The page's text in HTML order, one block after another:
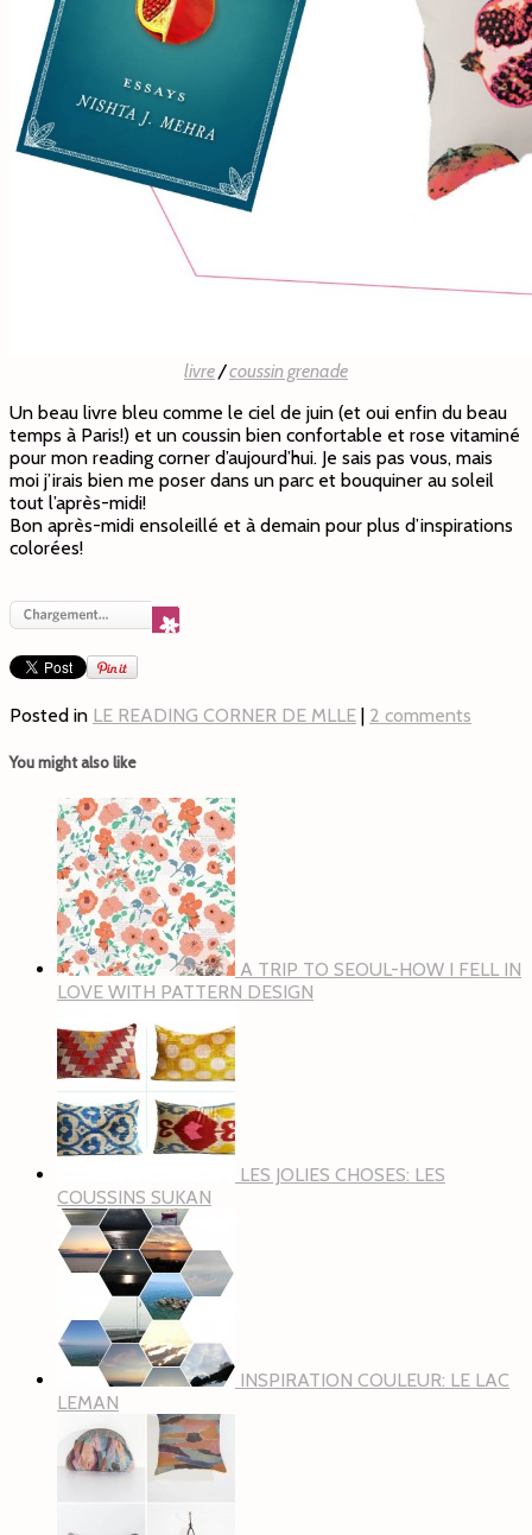
livre/coussin grenade
Un beau livre bleu comme le ciel de juin (et oui enfin du beau
temps à Paris!) et un coussin bien confortable et rose vitaminé
pour mon reading corner d’aujourd’hui. Je sais pas vous, mais
moi j’irais bien me poser dans un parc et bouquiner au soleil
tout l’après-midi!
Bon après-midi ensoleillé et à demain pour plus d’inspirations
colorées!
Posted in LE READING CORNER DE MLLE | 2 comments
You might also like
A TRIP TO SEOUL-HOW I FELL IN
LOVE WITH PATTERN DESIGN
LES JOLIES CHOSES: LES
COUSSINS SUKAN
INSPIRATION COULEUR: LE LAC
LEMAN